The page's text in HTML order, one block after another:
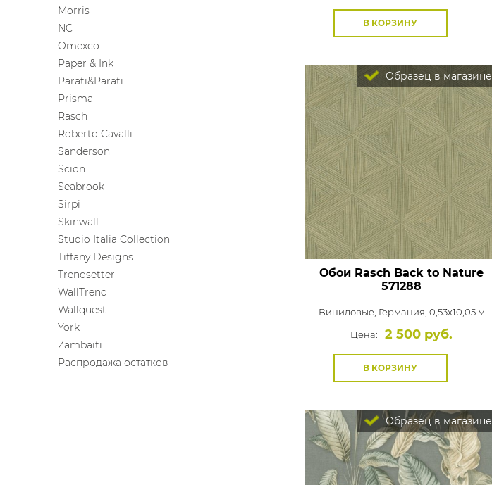
Morris
NC
Omexco
Paper & Ink
Parati&Parati
Prisma
Rasch
Roberto Cavalli
Sanderson
Scion
Seabrook
Sirpi
Skinwall
Studio Italia Collection
Tiffany Designs
Trendsetter
WallTrend
Wallquest
York
Zambaiti
Распродажа остатков
В КОРЗИНУ
Образец в магазине
Обои Rasch Back to Nature
571288
Виниловые, Германия, 0,53x10,05 м
Цена:
2 500 руб.
В КОРЗИНУ
Образец в магазине